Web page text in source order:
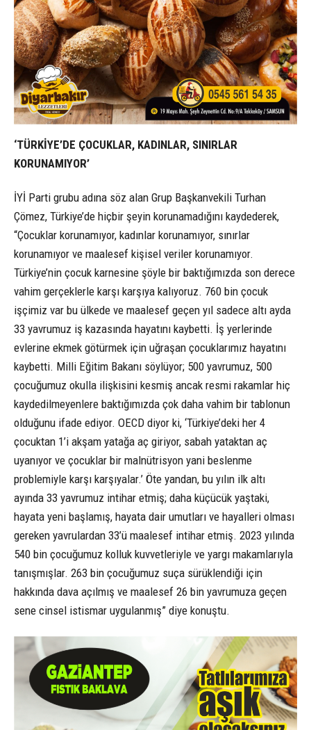
‘TÜRKİYE’DE ÇOCUKLAR, KADINLAR, SINIRLAR
KORUNAMIYOR’
İYİ Parti grubu adına söz alan Grup Başkanvekili Turhan
Çömez, Türkiye’de hiçbir şeyin korunamadığını kaydederek,
“Çocuklar korunamıyor, kadınlar korunamıyor, sınırlar
korunamıyor ve maalesef kişisel veriler korunamıyor.
Türkiye’nin çocuk karnesine şöyle bir baktığımızda son derece
vahim gerçeklerle karşı karşıya kalıyoruz. 760 bin çocuk
işçimiz var bu ülkede ve maalesef geçen yıl sadece altı ayda
33 yavrumuz iş kazasında hayatını kaybetti. İş yerlerinde
evlerine ekmek götürmek için uğraşan çocuklarımız hayatını
kaybetti. Milli Eğitim Bakanı söylüyor; 500 yavrumuz, 500
çocuğumuz okulla ilişkisini kesmiş ancak resmi rakamlar hiç
kaydedilmeyenlere baktığımızda çok daha vahim bir tablonun
olduğunu ifade ediyor. OECD diyor ki, ‘Türkiye’deki her 4
çocuktan 1’i akşam yatağa aç giriyor, sabah yataktan aç
uyanıyor ve çocuklar bir malnütrisyon yani beslenme
problemiyle karşı karşıyalar.’ Öte yandan, bu yılın ilk altı
ayında 33 yavrumuz intihar etmiş; daha küçücük yaştaki,
hayata yeni başlamış, hayata dair umutları ve hayalleri olması
gereken yavrulardan 33’ü maalesef intihar etmiş. 2023 yılında
540 bin çocuğumuz kolluk kuvvetleriyle ve yargı makamlarıyla
tanışmışlar. 263 bin çocuğumuz suça sürüklendiği için
hakkında dava açılmış ve maalesef 26 bin yavrumuza geçen
sene cinsel istismar uygulanmış” diye konuştu.